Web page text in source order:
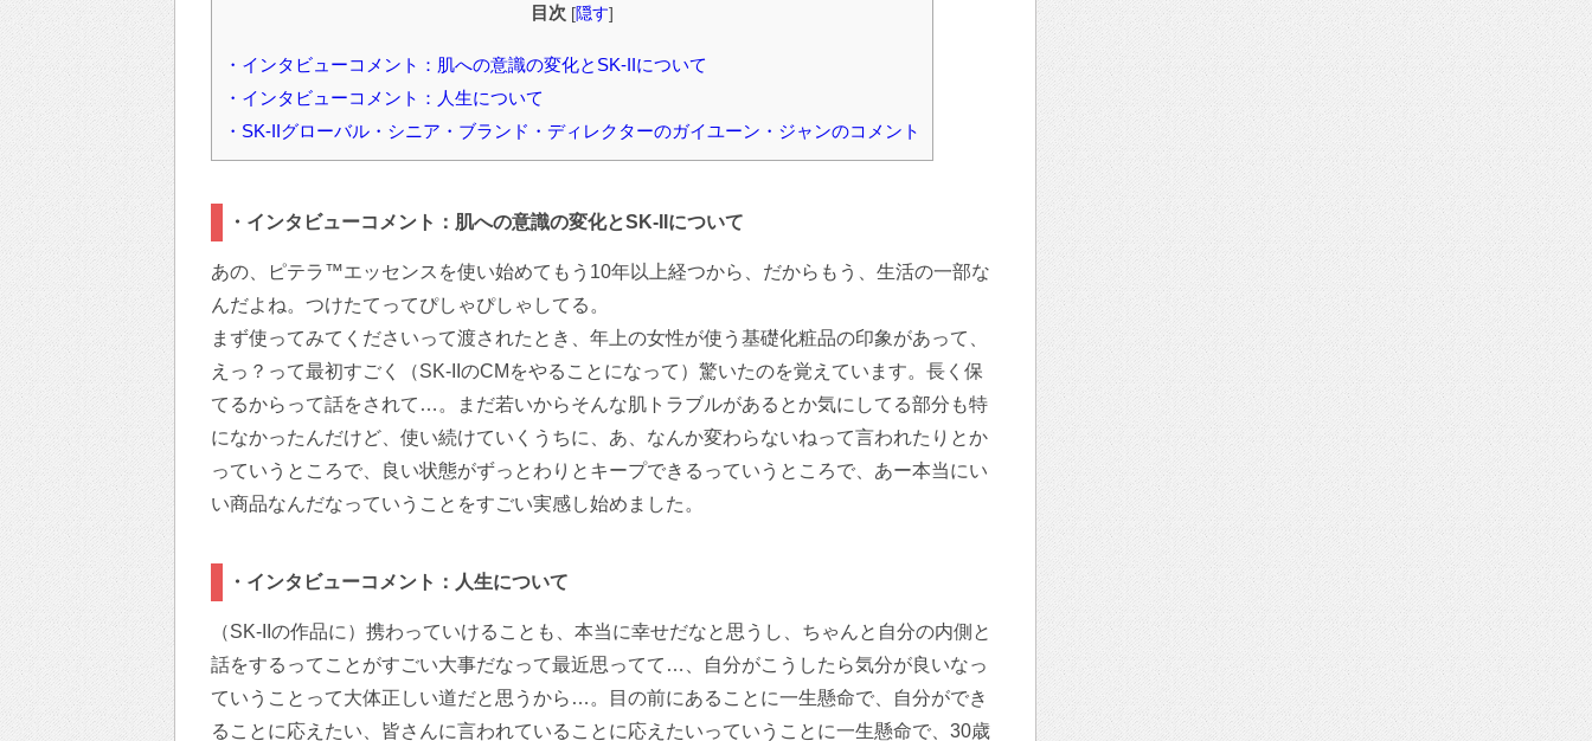
目次 [隠す]
・インタビューコメント：肌への意識の変化とSK-IIについて
・インタビューコメント：人生について
・SK-IIグローバル・シニア・ブランド・ディレクターのガイユーン・ジャンのコメント
・インタビューコメント：肌への意識の変化とSK-IIについて
あの、ピテラ™エッセンスを使い始めてもう10年以上経つから、だからもう、生活の一部な
んだよね。つけたてってぴしゃぴしゃしてる。
まず使ってみてくださいって渡されたとき、年上の女性が使う基礎化粧品の印象があって、
えっ？って最初すごく（SK-IIのCMをやることになって）驚いたのを覚えています。長く保
てるからって話をされて…。まだ若いからそんな肌トラブルがあるとか気にしてる部分も特
になかったんだけど、使い続けていくうちに、あ、なんか変わらないねって言われたりとか
っていうところで、良い状態がずっとわりとキープできるっていうところで、あー本当にい
い商品なんだなっていうことをすごい実感し始めました。
・インタビューコメント：人生について
（SK-IIの作品に）携わっていけることも、本当に幸せだなと思うし、ちゃんと自分の内側と
話をするってことがすごい大事だなって最近思ってて…、自分がこうしたら気分が良いなっ
ていうことって大体正しい道だと思うから…。目の前にあることに一生懸命で、自分ができ
ることに応えたい、皆さんに言われていることに応えたいっていうことに一生懸命で、30歳